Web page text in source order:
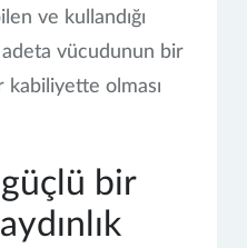
ve kullandığı
adeta vücudunun bir
kabiliyette olması
bir